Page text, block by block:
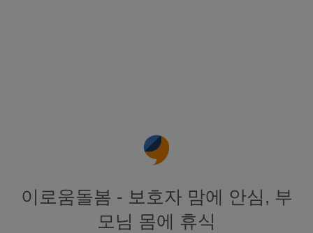
이로움돌봄 - 보호자 맘에 안심, 부
모님 몸에 휴식